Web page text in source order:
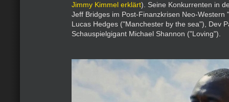
Jimmy Kimmel erklärt). Seine Konkurrenten in
Jeff Bridges im Post-Finanzkrisen Neo-Western
Lucas Hedges ("Manchester by the sea"), Dev
Schauspielgigant Michael Shannon ("Loving").